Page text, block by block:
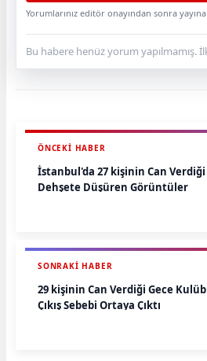
Yorumlarınız editör onayından sonra yayına
Bu habere henüz yorum yapılmamış.
ÖNCEKI HABER
İstanbul'da 27 kişinin Can Verdiği
Dehşete Düşüren Görüntüler
SONRAKI HABER
29 kişinin Can Verdiği Gece
Çıkış Sebebi Ortaya Çıktı